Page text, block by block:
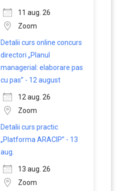
11 aug. 26
Zoom
Detalii curs online concurs
directori „Planul
managerial: elaborare pas
cu pas” - 12 august
12 aug. 26
Zoom
Detalii curs practic
„Platforma ARACIP” - 13
aug.
13 aug. 26
Zoom